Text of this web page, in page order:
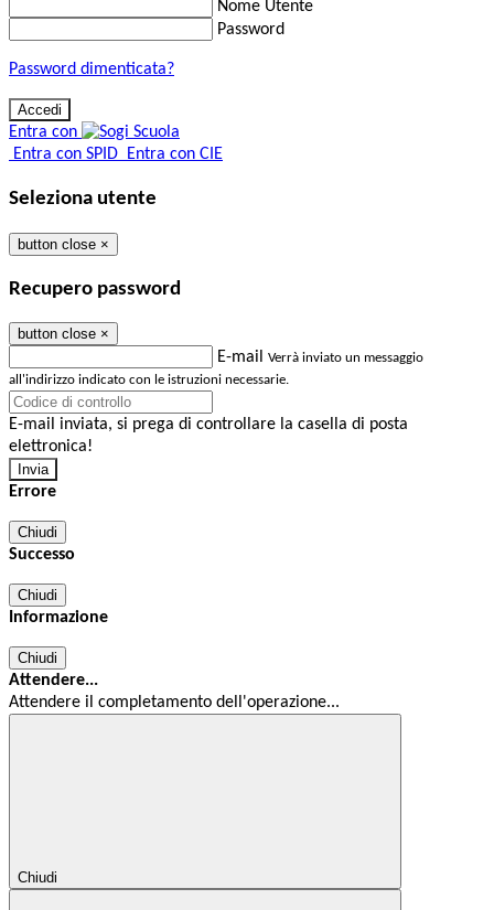
Nome Utente
Password
Password dimenticata?
Entra con
Entra con SPID Entra con CIE
Seleziona utente
button close ×
Recupero password
button close ×
E-mail Verrà inviato un messaggio
all'indirizzo indicato con le istruzioni necessarie.
E-mail inviata, si prega di controllare la casella di posta
elettronica!
Errore
Chiudi
Successo
Chiudi
Informazione
Chiudi
Attendere...
Attendere il completamento dell'operazione...
Chiudi